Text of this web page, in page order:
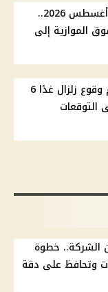
سعر الدولار اليوم السبت 8 أغسطس 2026..
الموازية إلى
البحوث الفلكية تحسم مزاعم وقوع زلزال غدًا 6
الشركة.. خطوة
وتحافظ على دقة